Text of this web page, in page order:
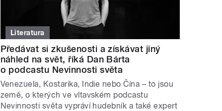
Literatura
Předávat si zkušenosti a získávat jiný
náhled na svět, říká Dan Bárta
o podcastu Nevinnosti světa
Venezuela, Kostarika, Indie nebo Čína – to jsou
země, o kterých ve vltavském podcastu
Nevinnosti světa vypráví hudebník a také expert